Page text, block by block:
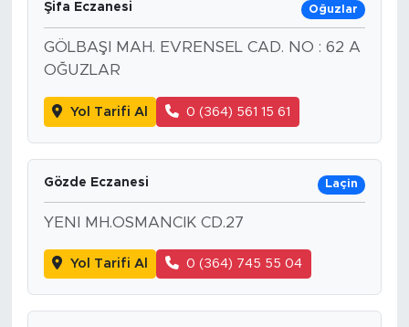
Şifa Eczanesi Oğuzlar
GÖLBAŞI MAH. EVRENSEL CAD. NO : 62 A
OĞUZLAR
Yol Tarifi Al 0 (364) 561 15 61
Gözde Eczanesi Laçin
YENI MH.OSMANCIK CD.27
Yol Tarifi Al 0 (364) 745 55 04